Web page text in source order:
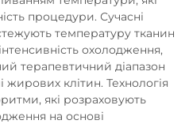
процедури. Сучасні
температуру тканин
охолодження,
терапевтичний діапазон
жирових клітин. Технологія
які розраховують
на основі